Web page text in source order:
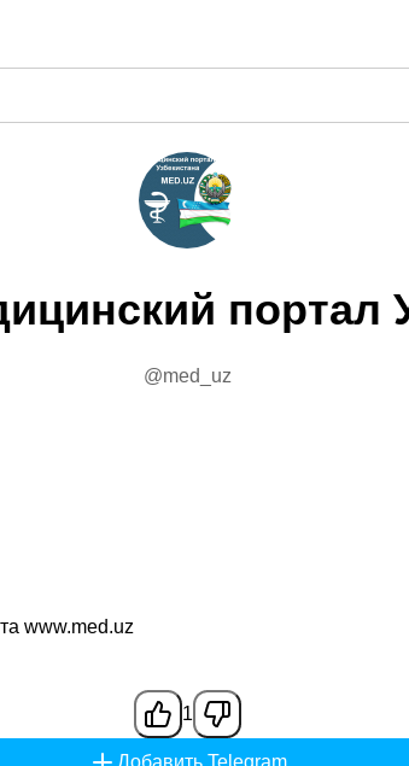
портал
@med_uz
www.med.uz
1